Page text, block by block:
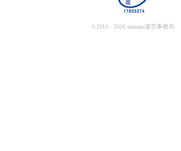
©2016 - 2026 uranaru運営事務局.